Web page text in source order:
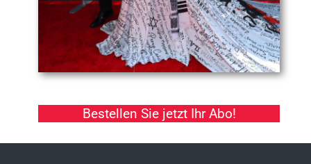
Bestellen Sie jetzt Ihr Abo!